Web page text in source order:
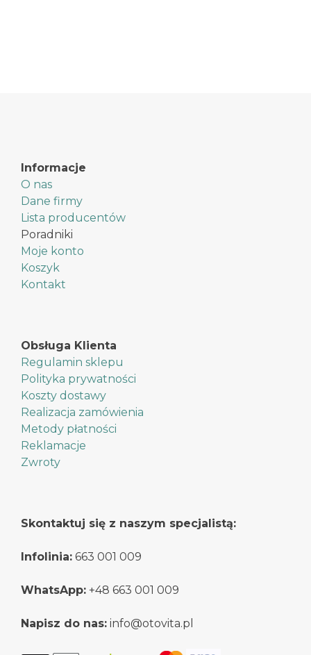
Informacje
O nas
Dane firmy
Lista producentów
Poradniki
Moje konto
Koszyk
Kontakt
Obsługa Klienta
Regulamin sklepu
Polityka prywatności
Koszty dostawy
Realizacja zamówienia
Metody płatności
Reklamacje
Zwroty
Skontaktuj się z naszym specjalistą:
Infolinia: 663 001 009
WhatsApp: +48 663 001 009
Napisz do nas: info@otovita.pl